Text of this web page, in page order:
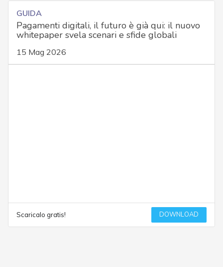
GUIDA
Pagamenti digitali, il futuro è già qui: il nuovo
whitepaper svela scenari e sfide globali
15 Mag 2026
Scaricalo gratis! DOWNLOAD